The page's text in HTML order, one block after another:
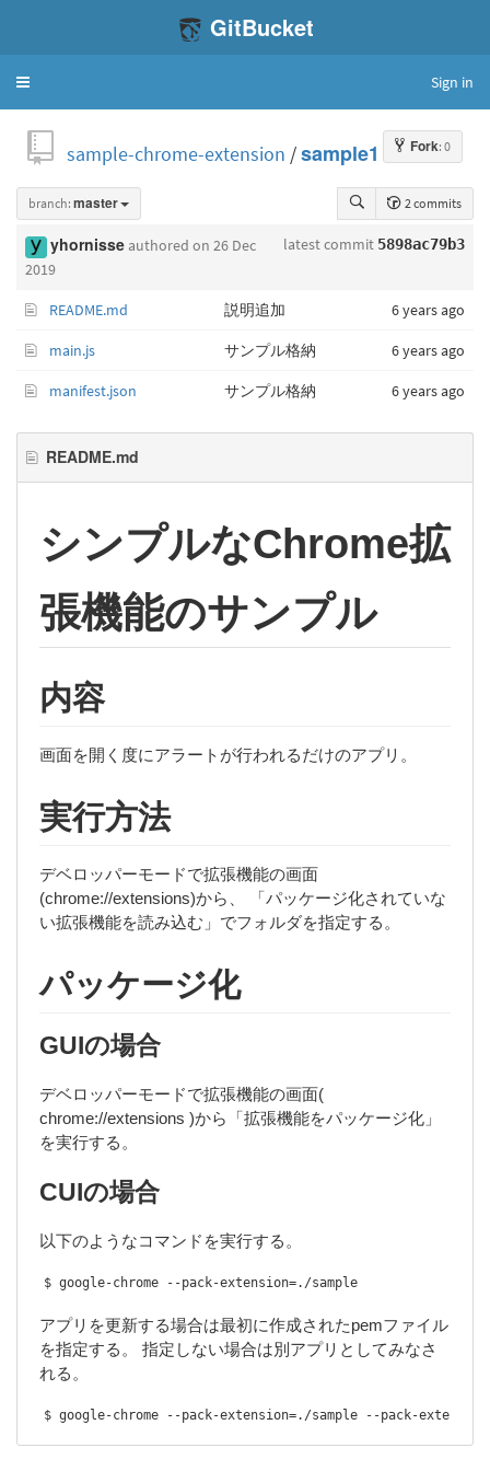
GitBucket
Toggle
Sign in
Fork: 0
sample-chrome-extension /sample1
2 commits
branch: master
latest commit 5898ac79b3
yhornisseauthored on 26 Dec
2019
README.md 説明追加 6 years ago
main.js サンプル格納 6 years ago
manifest.json サンプル格納 6 years ago
README.md
シンプルなChrome拡
張機能のサンプル
内容
画面を開く度にアラートが行われるだけのアプリ。
実行方法
デベロッパーモードで拡張機能の画面
(chrome://extensions)から、 「パッケージ化されていな
い拡張機能を読み込む」でフォルダを指定する。
パッケージ化
GUIの場合
デベロッパーモードで拡張機能の画面(
chrome://extensions )から「拡張機能をパッケージ化」
を実行する。
CUIの場合
以下のようなコマンドを実行する。
$ google-chrome --pack-extension=./sample
アプリを更新する場合は最初に作成されたpemファイル
を指定する。 指定しない場合は別アプリとしてみなさ
れる。
$ google-chrome --pack-extension=./sample --pack-extension